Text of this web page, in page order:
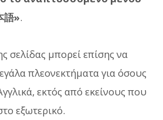
語».
σελίδας μπορεί επίσης να
πλεονεκτήματα για όσους
εκτός από εκείνους που
εξωτερικό.